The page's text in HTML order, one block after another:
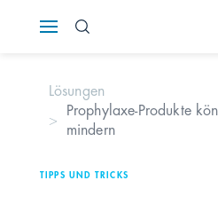
Polska
Россия
Lösungen
Prophylaxe-Produkte
mindern
TIPPS UND TRICKS